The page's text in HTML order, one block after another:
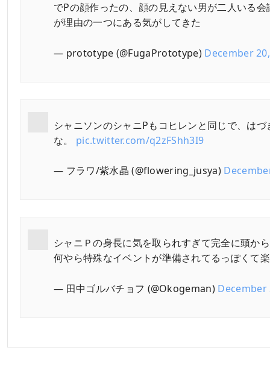
でPの顔作ったの、顔の見えない男が二人いる
が理由の一つにある気がしてきた
— prototype (@FugaPrototype) December
シャニソンのシャニPもコヒレンと同じで、は
な。 pic.twitter.com/q2zFShh3I9
— フラワ/紫水晶 (@flowering_jusya)
シャニＰの身長に気を取られすぎて完全に頭か
何やら特殊なイベントが準備されてるっぽくて
— 田中ゴルバチョフ (@Okogeman) December